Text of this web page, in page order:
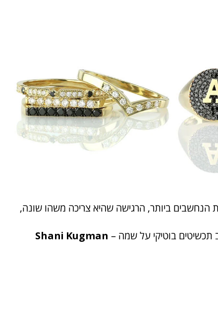
ביותר, הרגישה שהיא צריכה משהו שונה,
תכשיטים בוטיקי על שמה – Shani Kugman